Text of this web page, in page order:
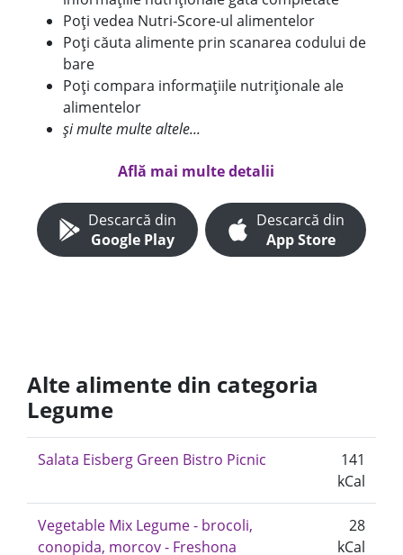
Poți vedea Nutri-Score-ul alimentelor
Poți căuta alimente prin scanarea codului de
bare
Poți compara informațiile nutriționale ale
alimentelor
și multe multe altele...
Află mai multe detalii
Descarcă din
Google Play
Descarcă din
App Store
Alte alimente din categoria
Legume
Salata Eisberg Green Bistro Picnic
141
kCal
Vegetable Mix Legume - brocoli,
conopida, morcov - Freshona
28
kCal